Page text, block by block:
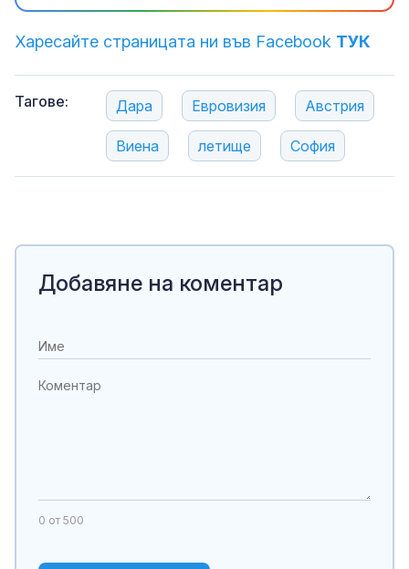
Харесайте страницата ни във Facebook ТУК
Тагове: Дара Евровизия Австрия
Виена летище София
Добавяне на коментар
0 от 500